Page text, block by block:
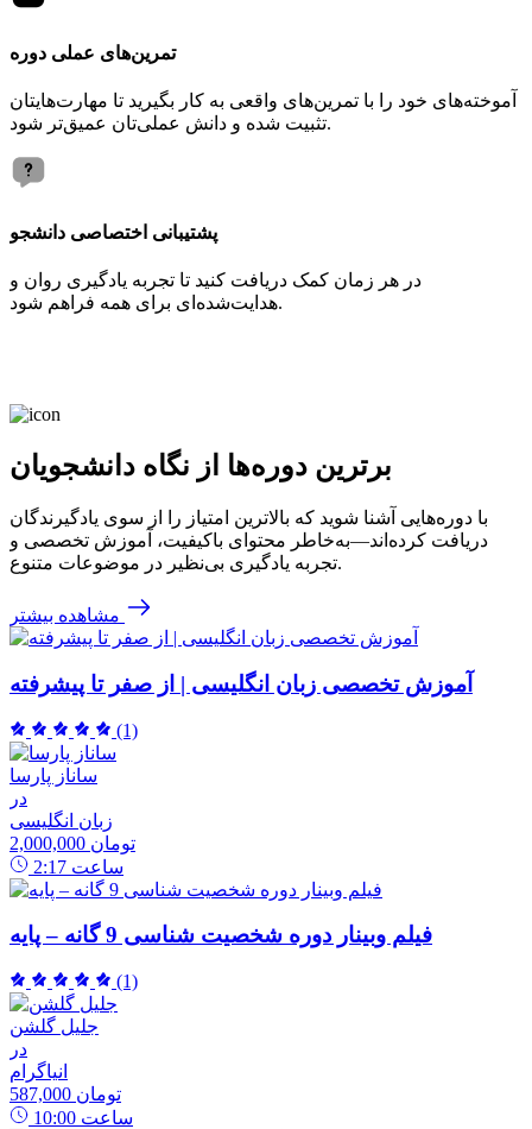
تمرین‌های عملی دوره
آموخته‌های خود را با تمرین‌های واقعی به کار بگیرید تا مهارت‌هایتان
تثبیت شده و دانش عملی‌تان عمیق‌تر شود.
پشتیبانی اختصاصی دانشجو
در هر زمان کمک دریافت کنید تا تجربه یادگیری روان و
هدایت‌شده‌ای برای همه فراهم شود.
برترین دوره‌ها از نگاه دانشجویان
با دوره‌هایی آشنا شوید که بالاترین امتیاز را از سوی یادگیرندگان
دریافت کرده‌اند—به‌خاطر محتوای باکیفیت، آموزش تخصصی و
تجربه یادگیری بی‌نظیر در موضوعات متنوع.
مشاهده بیشتر
آموزش تخصصی زبان انگلیسی | از صفر تا پیشرفته
(1)
ساناز پارسا
در
زبان انگلیسی
2,000,000 تومان
2:17 ساعت
فیلم وبینار دوره شخصیت شناسی 9 گانه – پایه
(1)
جلیل گلشن
در
انیاگرام
587,000 تومان
10:00 ساعت